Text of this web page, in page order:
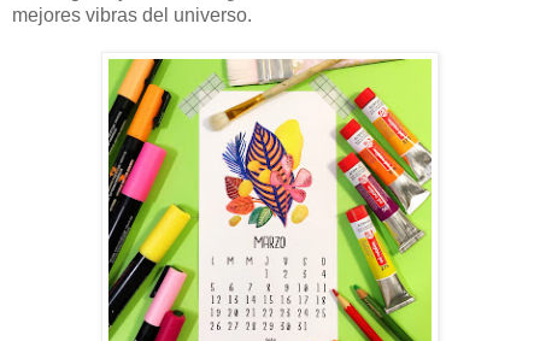
mejores vibras del universo.